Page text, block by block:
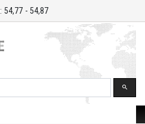
: 54,77 - 54,87